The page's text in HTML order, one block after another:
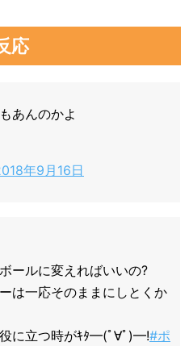
応
あんのかよ
年9月16日
ールに変えればいいの?
は一応そのままにしとくか
に立つ時がｷﾀ━(ﾟ∀ﾟ)━!#ポ